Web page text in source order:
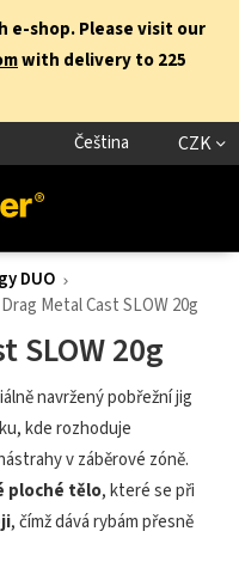
e-shop. Please visit our
with delivery to 225
Čeština CZK
DUO
Metal Cast SLOW 20g
SLOW 20g
navržený pobřežní jig
kde rozhoduje
v záběrové zóně.
ploché tělo, které se při
, čímž dává rybám přesně